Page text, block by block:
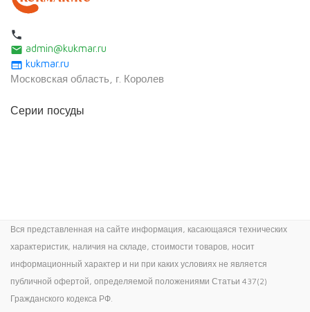
local_phone
email admin@kukmar.ru
web kukmar.ru
Московская область, г. Королев
Серии посуды
Вся представленная на сайте информация, касающаяся технических
характеристик, наличия на складе, стоимости товаров, носит
информационный характер и ни при каких условиях не является
публичной офертой, определяемой положениями Статьи 437(2)
Гражданского кодекса РФ.